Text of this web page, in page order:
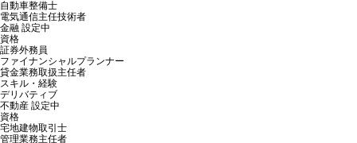
自動車整備士
電気通信主任技術者
金融 設定中
資格
証券外務員
ファイナンシャルプランナー
貸金業務取扱主任者
スキル・経験
デリバティブ
不動産 設定中
資格
宅地建物取引士
管理業務主任者